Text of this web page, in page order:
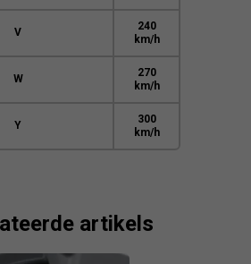
V
240
km/h
W
270
km/h
Y
300
km/h
artikels